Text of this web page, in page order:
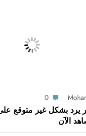
0
يرد بشكل غير متوقع
الآن